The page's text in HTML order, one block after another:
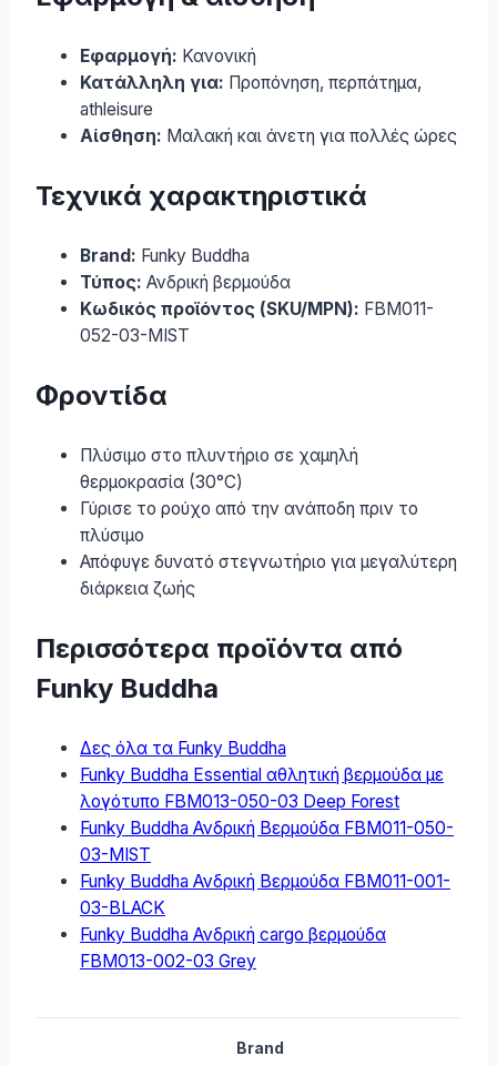
Εφαρμογή: Κανονική
Κατάλληλη για: Προπόνηση, περπάτημα,
athleisure
Αίσθηση: Μαλακή και άνετη για πολλές ώρες
Τεχνικά χαρακτηριστικά
Brand: Funky Buddha
Τύπος: Ανδρική βερμούδα
Κωδικός προϊόντος (SKU/MPN): FBM011-
052-03-MIST
Φροντίδα
Πλύσιμο στο πλυντήριο σε χαμηλή
θερμοκρασία (30°C)
Γύρισε το ρούχο από την ανάποδη πριν το
πλύσιμο
Απόφυγε δυνατό στεγνωτήριο για μεγαλύτερη
διάρκεια ζωής
Περισσότερα προϊόντα από
Funky Buddha
Δες όλα τα Funky Buddha
Funky Buddha Essential αθλητική βερμούδα με
λογότυπο FBM013-050-03 Deep Forest
Funky Buddha Ανδρική Βερμούδα FBM011-050-
03-MIST
Funky Buddha Ανδρική Βερμούδα FBM011-001-
03-BLACK
Funky Buddha Ανδρική cargo βερμούδα
FBM013-002-03 Grey
Brand